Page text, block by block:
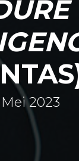
Mei 2023